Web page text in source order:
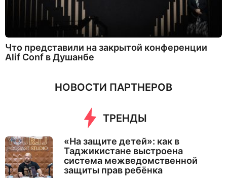
Что представили на закрытой конференции
Alif Conf в Душанбе
НОВОСТИ ПАРТНЕРОВ
ТРЕНДЫ
«На защите детей»: как в
Таджикистане выстроена
система межведомственной
защиты прав ребёнка